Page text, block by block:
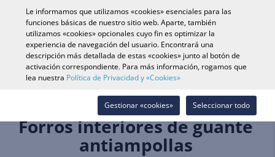
Búsqueda de vehículo
Buscar en tienda
Cascos & Equipamiento Guantes
Forros interiores de guante antiampollas
Forros interiores de guante
antiampollas
Le informamos que utilizamos «cookies» esenciales para las
funciones básicas de nuestro sitio web. Aparte, también
utilizamos «cookies» opcionales cuyo fin es optimizar la
experiencia de navegación del usuario. Encontrará una
descripción más detallada de estas «cookies» junto al botón de
activación correspondiente. Para más información, rogamos que
lea nuestra Política de Privacidad y «Cookies»
Seleccionar todo
Gestionar «cookies»